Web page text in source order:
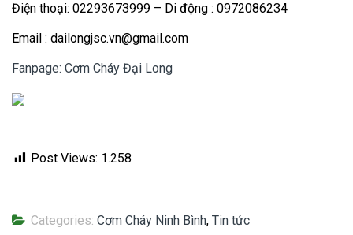
Điện thoại: 02293673999 – Di động : 0972086234
Email : dailongjsc.vn@gmail.com
Fanpage: Cơm Cháy Đại Long
Post Views: 1.258
Categories: Cơm Cháy Ninh Bình, Tin tức